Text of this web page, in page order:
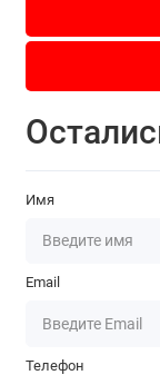
Имя
Email
Телефон